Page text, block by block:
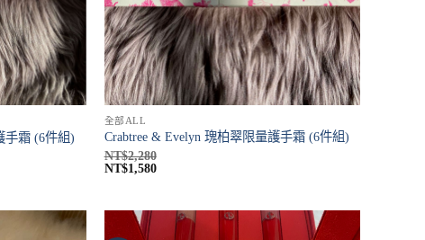
手霜 (6件組)
全部ALL
Crabtree & Evelyn 瑰柏翠限量護手霜 (6件組)
NT$2,280
NT$1,580